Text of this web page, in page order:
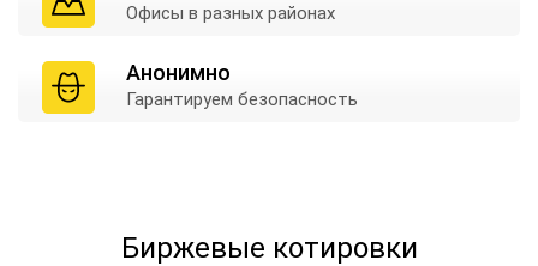
Офисы в разных районах
Анонимно
Гарантируем безопасность
Биржевые котировки